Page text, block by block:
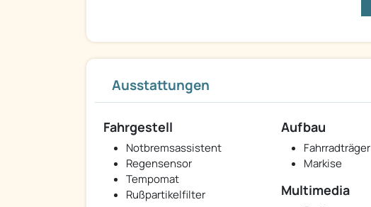
Ausstattungen
Fahrgestell
Notbremsassistent
Regensensor
Tempomat
Rußpartikelfilter
Aufbau
Fahrradträger
Markise
Multimedia